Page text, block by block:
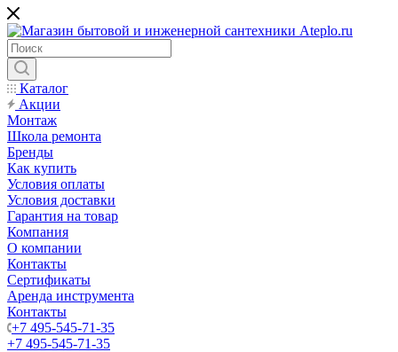
Каталог
Акции
Монтаж
Школа ремонта
Бренды
Как купить
Условия оплаты
Условия доставки
Гарантия на товар
Компания
О компании
Контакты
Сертификаты
Аренда инструмента
Контакты
+7 495-545-71-35
+7 495-545-71-35